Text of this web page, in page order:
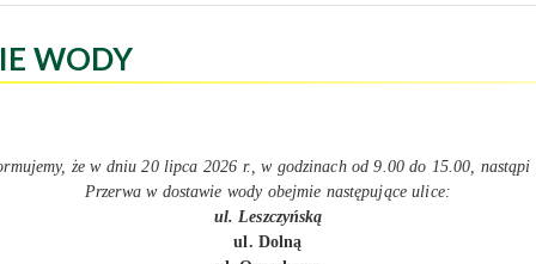
WODY
że w dniu 20 lipca 2026 r., w godzinach od 9.00 do 15.00,
Przerwa w dostawie wody obejmie następujące ulice:
ul. Leszczyńską
ul. Dolną